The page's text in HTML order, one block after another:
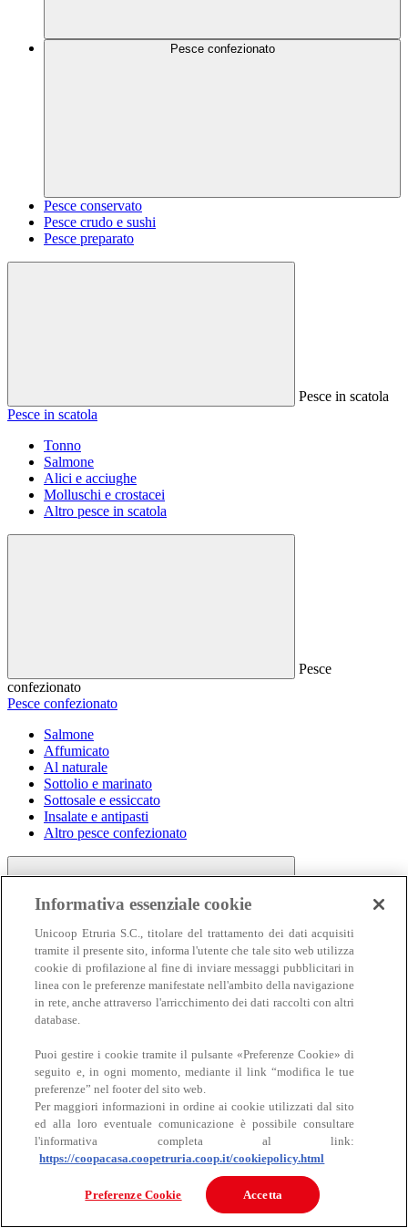
Pesce confezionato
Pesce conservato
Pesce crudo e sushi
Pesce preparato
Pesce in scatola
Pesce in scatola
Tonno
Salmone
Alici e acciughe
Molluschi e crostacei
Altro pesce in scatola
Pesce
confezionato
Pesce confezionato
Salmone
Affumicato
Al naturale
Sottolio e marinato
Sottosale e essiccato
Insalate e antipasti
Altro pesce confezionato
Carne
Carne
Bovino
Informativa essenziale cookie
Unicoop Etruria S.C., titolare del trattamento dei dati acquisiti
tramite il presente sito, informa l'utente che tale sito web utilizza
cookie di profilazione al fine di inviare messaggi pubblicitari in
linea con le preferenze manifestate nell'ambito della navigazione
in rete, anche attraverso l'arricchimento dei dati raccolti con altri
database.
Puoi gestire i cookie tramite il pulsante «Preferenze Cookie» di
seguito e, in ogni momento, mediante il link “modifica le tue
preferenze” nel footer del sito web.
Per maggiori informazioni in ordine ai cookie utilizzati dal sito
ed alla loro eventuale comunicazione è possibile consultare
l'informativa completa al link:
https://coopacasa.coopetruria.coop.it/cookiepolicy.html
Preferenze Cookie Accetta